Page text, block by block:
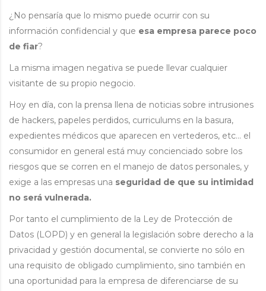
¿No pensaría que lo mismo puede ocurrir con su
información confidencial y que esa empresa parece poco
de fiar?
La misma imagen negativa se puede llevar cualquier
visitante de su propio negocio.
Hoy en día, con la prensa llena de noticias sobre intrusiones
de hackers, papeles perdidos, curriculums en la basura,
expedientes médicos que aparecen en vertederos, etc… el
consumidor en general está muy concienciado sobre los
riesgos que se corren en el manejo de datos personales, y
exige a las empresas una seguridad de que su intimidad
no será vulnerada.
Por tanto el cumplimiento de la Ley de Protección de
Datos (LOPD) y en general la legislación sobre derecho a la
privacidad y gestión documental, se convierte no sólo en
una requisito de obligado cumplimiento, sino también en
una oportunidad para la empresa de diferenciarse de su